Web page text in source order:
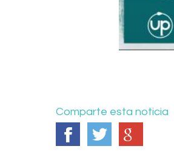
Comparte esta noticia